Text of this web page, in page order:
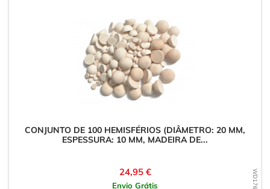
CONJUNTO DE 100 HEMISFÉRIOS (DIÂMETRO: 20 MM,
ESPESSURA: 10 MM, MADEIRA DE...
Preço
24,95 €
Envio Grátis